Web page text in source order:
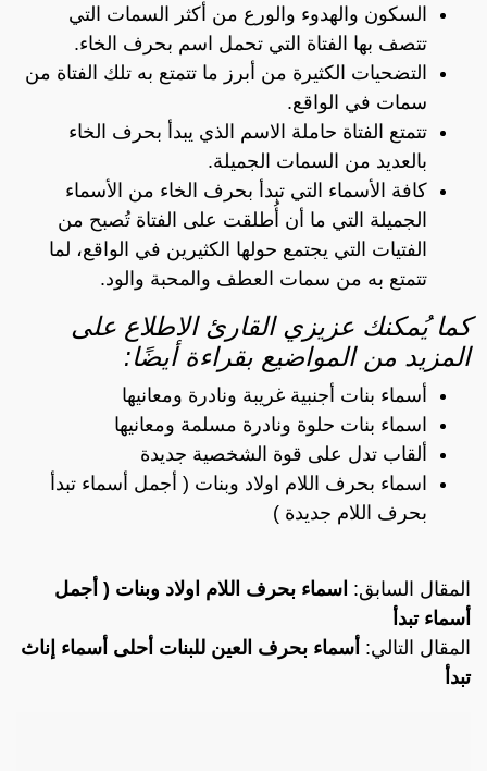
السكون والهدوء والورع من أكثر السمات التي
تتصف بها الفتاة التي تحمل اسم بحرف الخاء.
التضحيات الكثيرة من أبرز ما تتمتع به تلك الفتاة من
سمات في الواقع.
تتمتع الفتاة حاملة الاسم الذي يبدأ بحرف الخاء
بالعديد من السمات الجميلة.
كافة الأسماء التي تبدأ بحرف الخاء من الأسماء
الجميلة التي ما أن أُطلقت على الفتاة تُصبح من
الفتيات التي يجتمع حولها الكثيرين في الواقع، لما
تتمتع به من سمات العطف والمحبة والود.
كما يُمكنك عزيزي القارئ الاطلاع على
المزيد من المواضيع بقراءة أيضًا:
أسماء بنات أجنبية غريبة ونادرة ومعانيها
اسماء بنات حلوة ونادرة مسلمة ومعانيها
ألقاب تدل على قوة الشخصية جديدة
اسماء بحرف اللام اولاد وبنات ( أجمل أسماء تبدأ
بحرف اللام جديدة )
المقال السابق: اسماء بحرف اللام اولاد وبنات ( أجمل
أسماء تبدأ
المقال التالي: أسماء بحرف العين للبنات أحلى أسماء إناث
تبدأ